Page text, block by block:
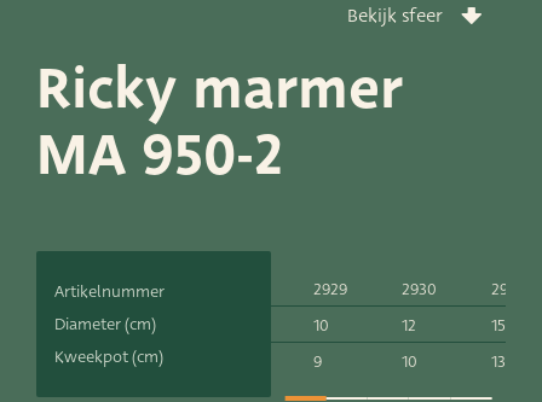
Over onze duurzaamheid
Over onze visie en missie
Productontwikkeling
Productlijnen
Bekijk sfeer
Ricky marmer
MA 950-2
Artikelnummer
Diameter (cm)
Kweekpot (cm)
2929
10
9
2930
12
10
2931
15
13